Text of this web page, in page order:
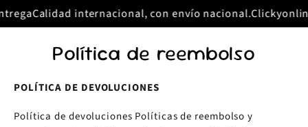
directamente
al contenido
Calidad internacional, con envío nacional.
Política de reembolso
POLÍTICA DE DEVOLUCIONES
Política de devoluciones Políticas de reembolso y